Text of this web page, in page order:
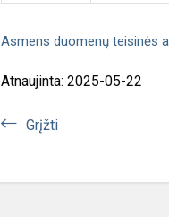
Asmens duomenų teisinės
Atnaujinta: 2025-05-22
Grįžti